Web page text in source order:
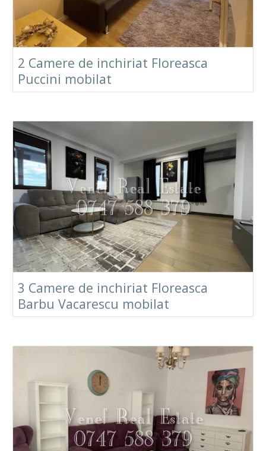
2 Camere de inchiriat Floreasca
Puccini mobilat
3 Camere de inchiriat Floreasca
Barbu Vacarescu mobilat